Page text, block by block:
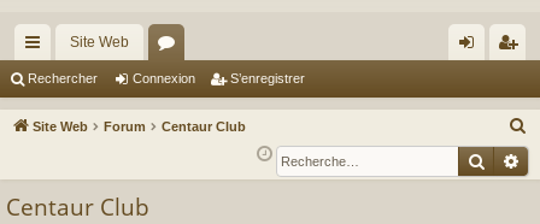
cc
ès
Site Web
or
u ne
xi
nr
eg
Rechercher Connexion S’enregistrer
Site Web Forum Centaur Club
e
c
Centaur Club